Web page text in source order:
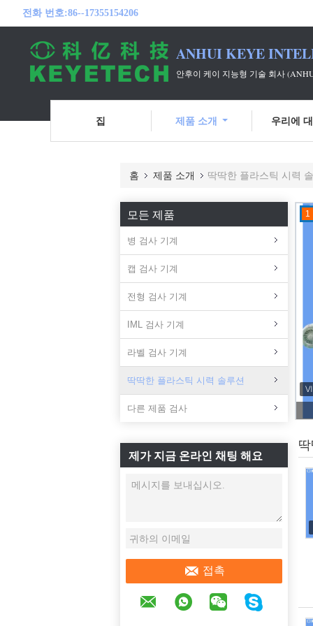
전화 번호:86--17355154206
ANHUI KEYE
안후이 케이 지능형 기술 회사
집 제품 소개 우리에
홈 제품 소개 딱딱한 플라스틱 시력
모든 제품
병 검사 기계
캡 검사 기계
전형 검사 기계
IML 검사 기계
라벨 검사 기계
딱딱한 플라스틱 시력 솔루션
다른 제품 검사
제가 지금 온라인 채팅 해요
접촉
1